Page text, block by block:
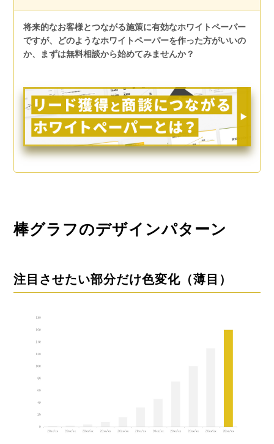
将来的なお客様とつながる施策に有効なホワイトペーパー
ですが、どのようなホワイトペーパーを作った方がいいの
か、まずは無料相談から始めてみませんか？
棒グラフのデザインパターン
注目させたい部分だけ色変化（薄目）